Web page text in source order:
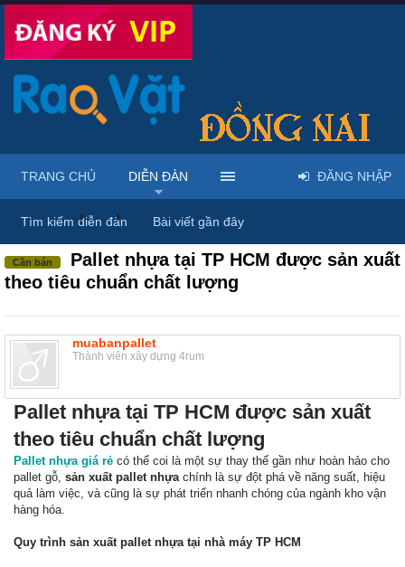
Diễn đàn ... Rao vặt tổng hợp - Uy tín - Miễn phí
Cần bán
Pallet nhựa tại TP HCM được sản xuất
theo tiêu chuẩn chất lượng
muabanpallet
Thành viên xây dựng 4rum
Pallet nhựa tại TP HCM được sản xuất
theo tiêu chuẩn chất lượng
Pallet nhựa giá rẻ có thể coi là một sự thay thế gần như hoàn hảo cho
pallet gỗ, sản xuất pallet nhựachính là sự đột phá về năng suất, hiệu
quả làm việc, và cũng là sự phát triển nhanh chóng của ngành kho vận
hàng hóa.
Quy trình sản xuất pallet nhựa tại nhà máy TP HCM
TRANG CHỦ DIỄN ĐÀN
Tìm kiếm diễn đàn Bài viết gần đây
ĐĂNG NHẬP